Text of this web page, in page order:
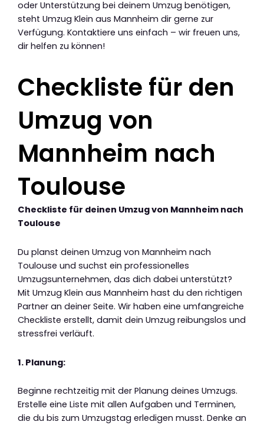
oder Unterstützung bei deinem Umzug benötigen,
steht Umzug Klein aus Mannheim dir gerne zur
Verfügung. Kontaktiere uns einfach – wir freuen uns,
dir helfen zu können!
Checkliste für den
Umzug von
Mannheim nach
Toulouse
Checkliste für deinen Umzug von Mannheim nach
Toulouse
Du planst deinen Umzug von Mannheim nach
Toulouse und suchst ein professionelles
Umzugsunternehmen, das dich dabei unterstützt?
Mit Umzug Klein aus Mannheim hast du den richtigen
Partner an deiner Seite. Wir haben eine umfangreiche
Checkliste erstellt, damit dein Umzug reibungslos und
stressfrei verläuft.
1. Planung:
Beginne rechtzeitig mit der Planung deines Umzugs.
Erstelle eine Liste mit allen Aufgaben und Terminen,
die du bis zum Umzugstag erledigen musst. Denke an